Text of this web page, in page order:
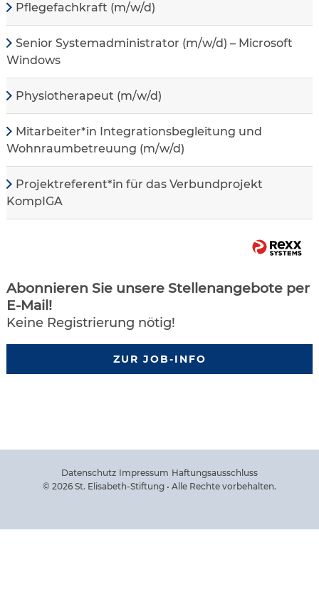
Pflegefachkraft (m/w/d)
Senior Systemadministrator (m/w/d) – Microsoft
Windows
Physiotherapeut (m/w/d)
Mitarbeiter*in Integrationsbegleitung und
Wohnraumbetreuung (m/w/d)
Projektreferent*in für das Verbundprojekt
KompIGA
Abonnieren Sie unsere Stellenangebote per
E-Mail!
Keine Registrierung nötig!
ZUR JOB-INFO
Datenschutz Impressum Haftungsausschluss
© 2026 St. Elisabeth-Stiftung • Alle Rechte vorbehalten.